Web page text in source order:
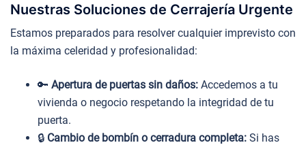
Nuestras Soluciones de Cerrajería Urgente
Estamos preparados para resolver cualquier imprevisto con
la máxima celeridad y profesionalidad:
🔑 Apertura de puertas sin daños: Accedemos a tu
vivienda o negocio respetando la integridad de tu
puerta.
🔒 Cambio de bombín o cerradura completa: Si has